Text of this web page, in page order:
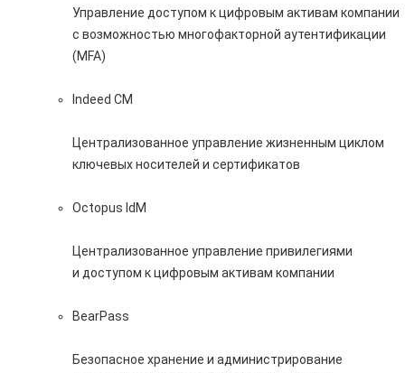
Управление доступом к цифровым активам компании
с возможностью многофакторной аутентификации
(MFA)
Indeed CM
Централизованное управление жизненным циклом
ключевых носителей и сертификатов
Octopus IdM
Централизованное управление привилегиями
и доступом к цифровым активам компании
BearPass
Безопасное хранение и администрирование